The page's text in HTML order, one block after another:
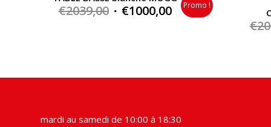
€2039,00 Original
€1000,00Current
Promo !
€
mardi au samedi de 10:00 à 18:30